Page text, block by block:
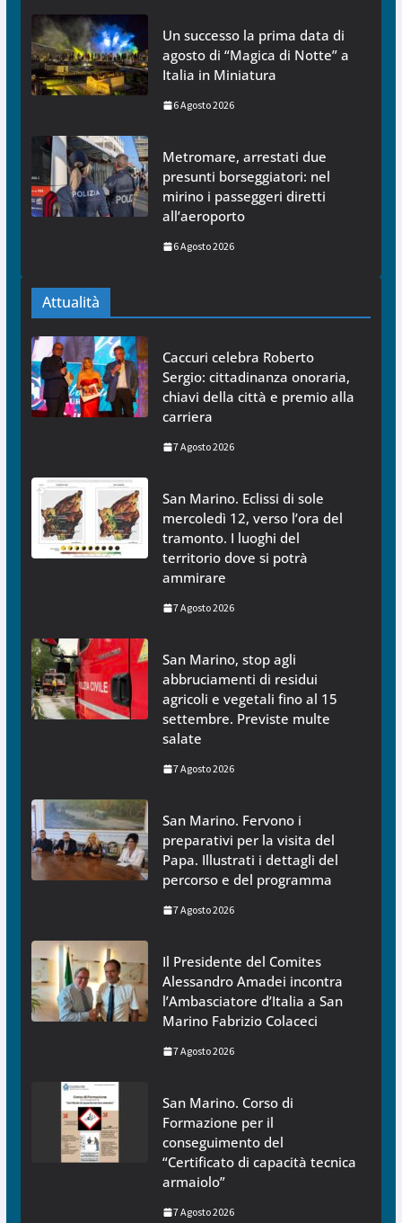
Un successo la prima data di
agosto di “Magica di Notte” a
Italia in Miniatura
6 Agosto 2026
Metromare, arrestati due
presunti borseggiatori: nel
mirino i passeggeri diretti
all’aeroporto
6 Agosto 2026
Attualità
Caccuri celebra Roberto
Sergio: cittadinanza onoraria,
chiavi della città e premio alla
carriera
7 Agosto 2026
San Marino. Eclissi di sole
mercoledì 12, verso l’ora del
tramonto. I luoghi del
territorio dove si potrà
ammirare
7 Agosto 2026
San Marino, stop agli
abbruciamenti di residui
agricoli e vegetali fino al 15
settembre. Previste multe
salate
7 Agosto 2026
San Marino. Fervono i
preparativi per la visita del
Papa. Illustrati i dettagli del
percorso e del programma
7 Agosto 2026
Il Presidente del Comites
Alessandro Amadei incontra
l’Ambasciatore d’Italia a San
Marino Fabrizio Colaceci
7 Agosto 2026
San Marino. Corso di
Formazione per il
conseguimento del
“Certificato di capacità tecnica
armaiolo”
7 Agosto 2026